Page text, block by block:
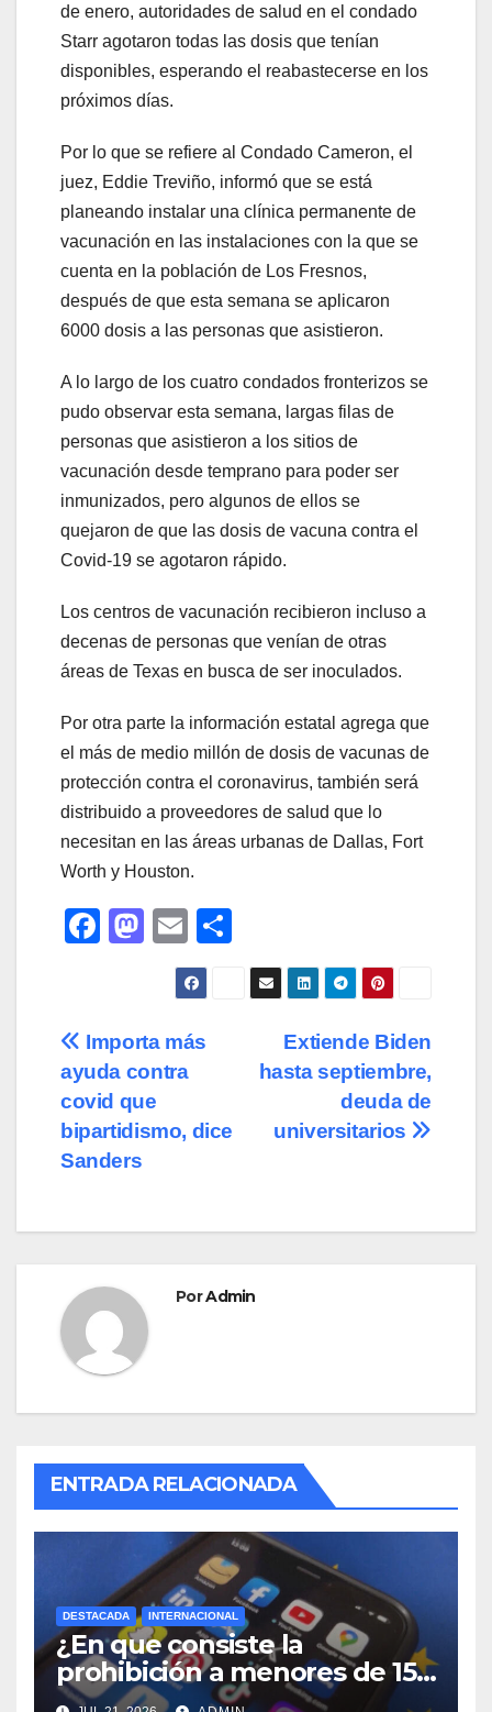
de enero, autoridades de salud en el condado
Starr agotaron todas las dosis que tenían
disponibles, esperando el reabastecerse en los
próximos días.
Por lo que se refiere al Condado Cameron, el
juez, Eddie Treviño, informó que se está
planeando instalar una clínica permanente de
vacunación en las instalaciones con la que se
cuenta en la población de Los Fresnos,
después de que esta semana se aplicaron
6000 dosis a las personas que asistieron.
A lo largo de los cuatro condados fronterizos se
pudo observar esta semana, largas filas de
personas que asistieron a los sitios de
vacunación desde temprano para poder ser
inmunizados, pero algunos de ellos se
quejaron de que las dosis de vacuna contra el
Covid-19 se agotaron rápido.
Los centros de vacunación recibieron incluso a
decenas de personas que venían de otras
áreas de Texas en busca de ser inoculados.
Por otra parte la información estatal agrega que
el más de medio millón de dosis de vacunas de
protección contra el coronavirus, también será
distribuido a proveedores de salud que lo
necesitan en las áreas urbanas de Dallas, Fort
Worth y Houston.
F
e
b
o
o
k
M
o
d
o
n
E
m
ail
o
m
ar
Navegación
de
entradas
Extiende Biden
hasta septiembre,
deuda de
universitarios
Importa más
ayuda contra
covid que
bipartidismo, dice
Sanders
PorAdmin
ENTRADA RELACIONADA
DESTACADA INTERNACIONAL
¿En que consiste la
prohibición a menores de 15
años acceso a redes sociales